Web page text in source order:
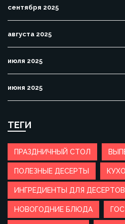
сентября 2025
августа 2025
июля 2025
июня 2025
ТЕГИ
ПРАЗДНИЧНЫЙ СТОЛ
ПОЛЕЗНЫЕ ДЕСЕРТЫ
ИНГРЕДИЕНТЫ ДЛЯ ДЕСЕРТОВ
НОВОГОДНИЕ БЛЮДА